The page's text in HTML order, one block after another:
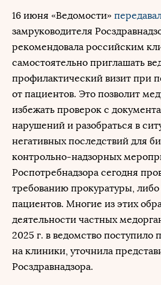
16 июня «Ведомости»
замруководителя
рекомендовала российским
самостоятельно приглашать
профилактический визит при
от пациентов. Это позволит
избежать проверок с
нарушений и разобраться в
негативных последствий для
контрольно-надзорных
Роспотребнадзора сегодня
требованию прокуратуры,
пациентов. Многие из этих
деятельности частных
2025 г. в ведомство поступило
на клиники, уточнила
Росздравнадзора.